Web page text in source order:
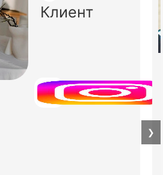
Клиент
❯